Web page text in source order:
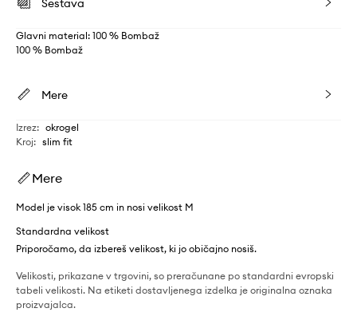
Sestava
Glavni material: 100 % Bombaž
100 % Bombaž
Mere
Izrez: okrogel
Kroj: slim fit
Mere
Model je visok 185 cm in nosi velikost M
Standardna velikost
Priporočamo, da izbereš velikost, ki jo običajno nosiš.
Velikosti, prikazane v trgovini, so preračunane po standardni evropski
tabeli velikosti. Na etiketi dostavljenega izdelka je originalna oznaka
proizvajalca.